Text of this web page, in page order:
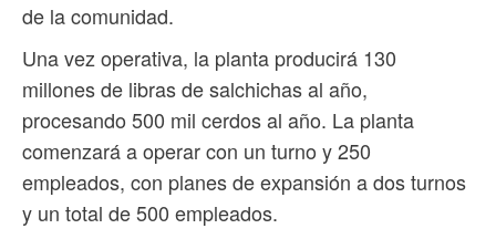
de la comunidad.
Una vez operativa, la planta producirá 130
millones de libras de salchichas al año,
procesando 500 mil cerdos al año. La planta
comenzará a operar con un turno y 250
empleados, con planes de expansión a dos turnos
y un total de 500 empleados.